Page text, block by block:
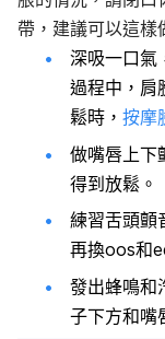
帶，建議可以這樣
深吸一口氣
過程中，肩
鬆時， 按摩
做嘴唇上下
得到放鬆。
練習舌頭顫
再換oos和
發出蜂鳴和
子下方和嘴